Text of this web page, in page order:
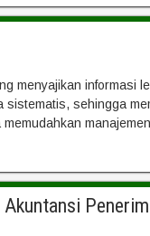
menyajikan informasi
sehingga